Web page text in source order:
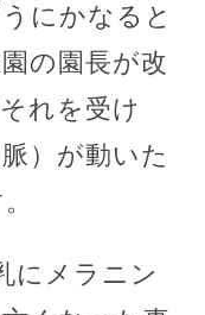
にかなると
の園長が改
れを受け
）が動いた
にメラニン